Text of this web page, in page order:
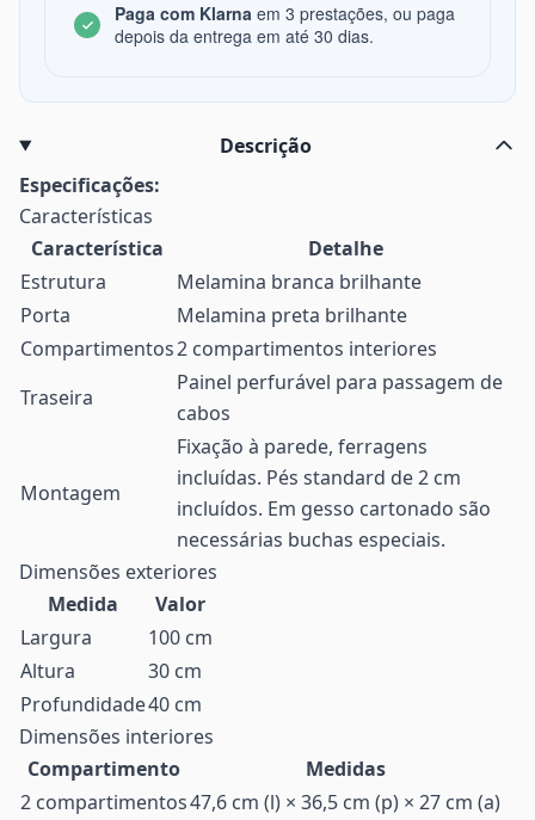
Paga com Klarna em 3 prestações, ou paga
depois da entrega em até 30 dias.
Descrição
Especificações:
Características
Característica
Detalhe
Estrutura
Melamina branca brilhante
Porta
Melamina preta brilhante
Compartimentos2 compartimentos interiores
Traseira
Painel perfurável para passagem de
cabos
Montagem
Fixação à parede, ferragens
incluídas. Pés standard de 2 cm
incluídos. Em gesso cartonado são
necessárias buchas especiais.
Dimensões exteriores
Medida
Valor
Largura
100 cm
Altura
30 cm
Profundidade40 cm
Dimensões interiores
Compartimento
Medidas
2 compartimentos47,6 cm (l) × 36,5 cm (p) × 27 cm (a)